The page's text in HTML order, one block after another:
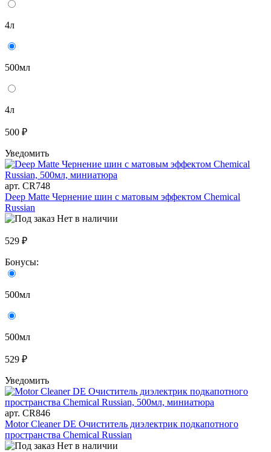
4л
500мл
4л
500 ₽
Уведомить
арт. CR748
Deep Matte Чернение шин с матовым эффектом Chemical
Russian
Нет в наличии
529 ₽
Бонусы:
500мл
500мл
529 ₽
Уведомить
арт. CR846
Motor Cleaner DE Очиститель диэлектрик подкапотного
пространства Chemical Russian
Нет в наличии